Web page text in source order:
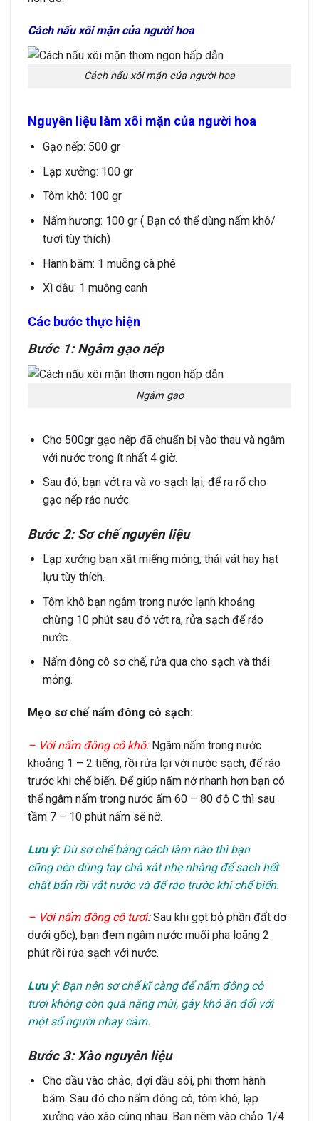
Cách nấu xôi mặn của người hoa
Cách nấu xôi mặn của người hoa
Nguyên liệu làm xôi mặn của người hoa
Gạo nếp: 500 gr
Lạp xưởng: 100 gr
Tôm khô: 100 gr
Nấm hương: 100 gr ( Bạn có thể dùng nấm khô/
tươi tùy thích)
Hành băm: 1 muỗng cà phê
Xì dầu: 1 muỗng canh
Các bước thực hiện
Bước 1: Ngâm gạo nếp
Ngâm gạo
Cho 500gr gạo nếp đã chuẩn bị vào thau và ngâm
với nước trong ít nhất 4 giờ.
Sau đó, bạn vớt ra và vo sạch lại, để ra rổ cho
gạo nếp ráo nước.
Bước 2: Sơ chế nguyên liệu
Lạp xưởng bạn xắt miếng mỏng, thái vát hay hạt
lựu tùy thích.
Tôm khô bạn ngâm trong nước lạnh khoảng
chừng 10 phút sau đó vớt ra, rửa sạch để ráo
nước.
Nấm đông cô sơ chế, rửa qua cho sạch và thái
mỏng.
Mẹo sơ chế nấm đông cô sạch:
– Với nấm đông cô khô:Ngâm nấm trong nước
khoảng 1 – 2 tiếng, rồi rửa lại với nước sạch, để ráo
trước khi chế biến. Để giúp nấm nở nhanh hơn bạn có
thể ngâm nấm trong nước ấm 60 – 80 độ C thì sau
tầm 7 – 10 phút nấm sẽ nỡ.
Lưu ý: Dù sơ chế bằng cách làm nào thì bạn
cũng nên dùng tay chà xát nhẹ nhàng để sạch hết
chất bẩn rồi vắt nước và để ráo trước khi chế biến.
– Với nấm đông cô tươi:Sau khi gọt bỏ phần đất dơ
dưới gốc), bạn đem ngâm nước muối pha loãng 2
phút rồi rửa sạch với nước.
Lưu ý: Bạn nên sơ chế kĩ càng để nấm đông cô
tươi không còn quá nặng mùi, gây khó ăn đối với
một số người nhạy cảm.
Bước 3: Xào nguyên liệu
Cho dầu vào chảo, đợi dầu sôi, phi thơm hành
băm. Sau đó cho nấm đông cô, tôm khô, lạp
xưởng vào xào cùng nhau. Bạn nêm vào chảo 1/4